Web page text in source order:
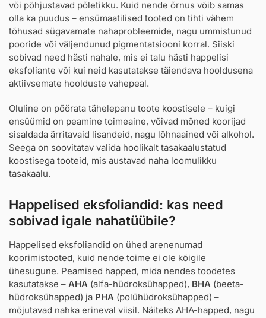
või põhjustavad põletikku. Kuid nende õrnus võib samas
olla ka puudus – ensümaatilised tooted on tihti vähem
tõhusad sügavamate nahaprobleemide, nagu ummistunud
pooride või väljendunud pigmentatsiooni korral. Siiski
sobivad need hästi nahale, mis ei talu hästi happelisi
eksfoliante või kui neid kasutatakse täiendava hooldusena
aktiivsemate hoolduste vahepeal.
Oluline on pöörata tähelepanu toote koostisele – kuigi
ensüümid on peamine toimeaine, võivad mõned koorijad
sisaldada ärritavaid lisandeid, nagu lõhnaained või alkohol.
Seega on soovitatav valida hoolikalt tasakaalustatud
koostisega tooteid, mis austavad naha loomulikku
tasakaalu.
Happelised eksfoliandid: kas need
sobivad igale nahatüübile?
Happelised eksfoliandid on ühed arenenumad
koorimistooted, kuid nende toime ei ole kõigile
ühesugune. Peamised happed, mida nendes toodetes
kasutatakse – AHA (alfa-hüdroksühapped), BHA (beeta-
hüdroksühapped) ja PHA (polühüdroksühapped) –
mõjutavad nahka erineval viisil. Näiteks AHA-happed, nagu